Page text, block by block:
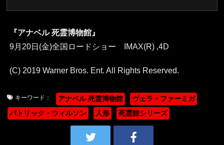
『アナベル 死霊博物館』
9月20日(金)全国ロードショー IMAX(R) ,4D
(C) 2019 Warner Bros. Ent. All Rights Reserved.
キーワード： アナベル 死霊博物館
ヴェラ・ファーミガ
パトリック・ウィルソン
人形 死霊館シリーズ